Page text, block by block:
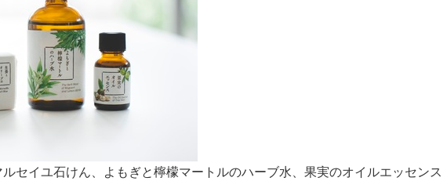
セイユ石けん、よもぎと檸檬マートルのハーブ水、果実のオイルエッセンス